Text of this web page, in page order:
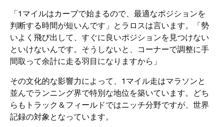
「1マイルはカーブで始まるので、最適なポジションを
判断する時間が短いんです」とラロスは言います。「勢
いよく飛び出して、すぐに良いポジションを見つけない
といけないんです。そうしないと、コーナーで調整に手
間取って余計に走る羽目になりますから」
その文化的な影響力によって、1マイル走はマラソンと
並んでランニング界で特別な地位を築いています。どち
らもトラック＆フィールドではニッチ分野ですが、世界
記録の対象となっています。